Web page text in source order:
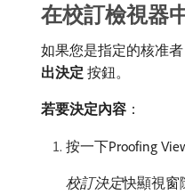
在校訂檢視器
如果您是指定的核准
出決定 ​按鈕。
若要決定內容 ：
按一下Proofing
校訂決定快顯視窗